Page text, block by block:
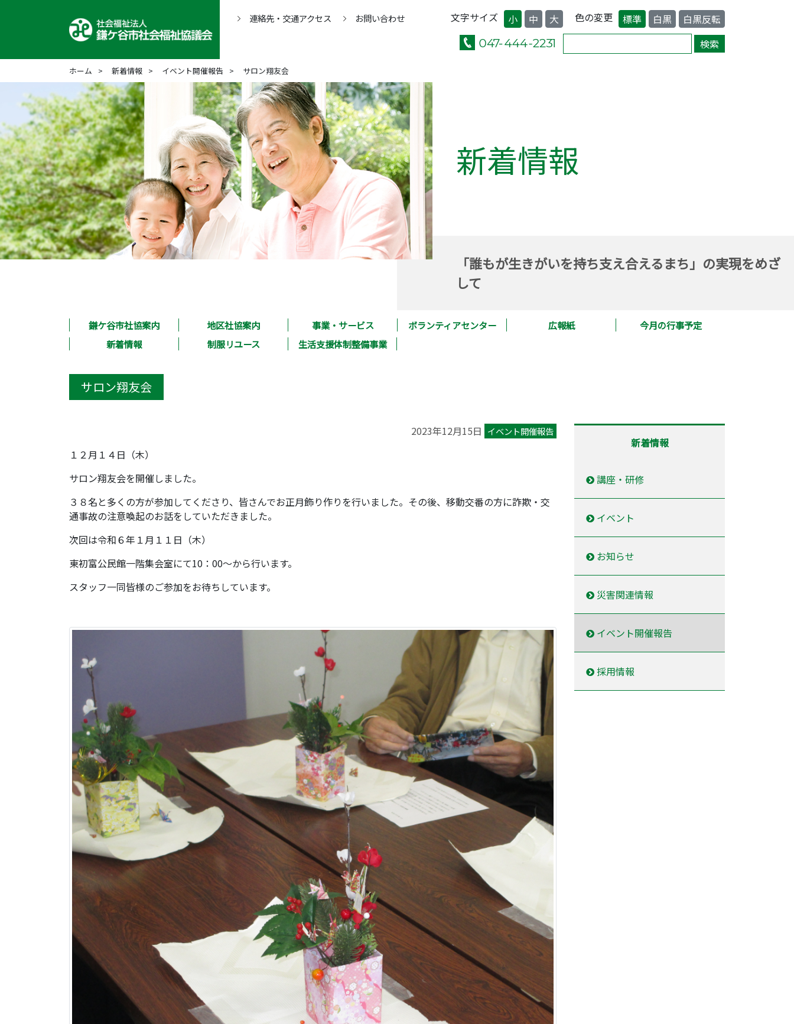
連絡先・交通アクセス お問い合わせ 文字サイズ 小 中 大 色の変更 標準 白黒 白黒反転
ホーム 新着情報 イベント開催報告 サロン翔友会
新着情報
「誰もが生きがいを持ち支え合えるまち」の実現をめざ
して
鎌ケ谷市社協案内 地区社協案内 事業・サービス ボランティアセンター 広報紙
今月の行事予定
新着情報
制服リユース 生活支援体制整備事業
サロン翔友会
2023年12月15日 イベント開催報告
１２月１４日（木）
サロン翔友会を開催しました。
３８名と多くの方が参加してくださり、皆さんでお正月飾り作りを行いました。その後、移動交番の方に詐欺・交
通事故の注意喚起のお話をしていただきました。
次回は令和６年１月１１日（木）
東初富公民館一階集会室にて10：00～から行います。
スタッフ一同皆様のご参加をお待ちしています。
新着情報
講座・研修
イベント
お知らせ
災害関連情報
イベント開催報告
採用情報